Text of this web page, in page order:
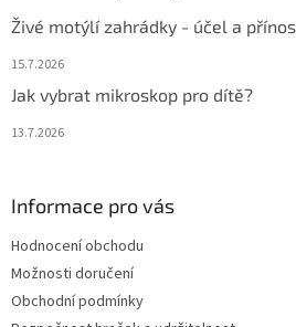
Živé motýlí zahrádky - účel a přínos
15.7.2026
Jak vybrat mikroskop pro dítě?
13.7.2026
Informace pro vás
Hodnocení obchodu
Možnosti doručení
Obchodní podmínky